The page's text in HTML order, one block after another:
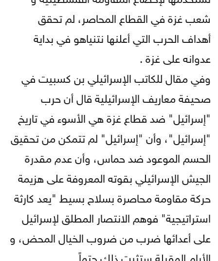
شعب غزة في القطاع المحاصر، لم تحقق
أهداف الحرب التي أعلنها نتنياهو في بداية
عدوانه على غزة .
وفي مقال للكاتب الإسرائيلي بن كسبيت في
صحيفة معاريف الإسرائيلية قال أن حرب
"إسرائيل" ضد قطاع غزة هي الأسوء في تاريخ
"إسرائيل"، وأن "إسرائيل" لم تتمكن من تحقيق
الحسم الموعود ضد حماس، وأن عدم مقدرة
الجيش الإسرائيلي بقوته المعروفة على هزيمة
حركة مقاومة محاصرة بسلاح بسيط "يعد كارثة
استراتيجية" فوهم الانتصار المطلق لإسرائيل
على أعدائها ضرب من ضروب الخيال المحض، و
الأيام المقبلة ستثبت ذلك حتماً.